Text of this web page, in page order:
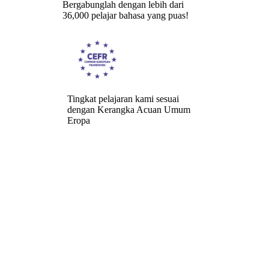
Bergabunglah dengan lebih dari
36,000 pelajar bahasa yang puas!
Tingkat pelajaran kami sesuai
dengan Kerangka Acuan Umum
Eropa